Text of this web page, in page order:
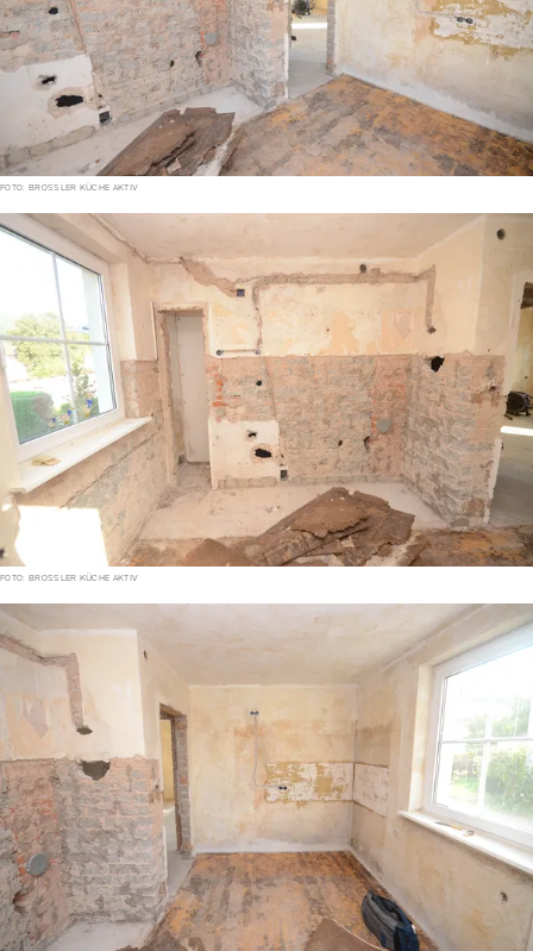
FOTO: BROSSLER KÜCHE AKTIV
FOTO: BROSSLER KÜCHE AKTIV